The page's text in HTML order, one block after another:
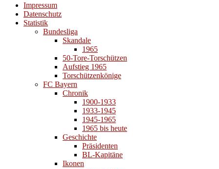
Impressum
Datenschutz
Statistik
Bundesliga
Skandale
1965
50-Tore-Torschützen
Aufstieg 1965
Torschützenkönige
FC Bayern
Chronik
1900-1933
1933-1945
1945-1965
1965 bis heute
Geschichte
Präsidenten
BL-Kapitäne
Ikonen